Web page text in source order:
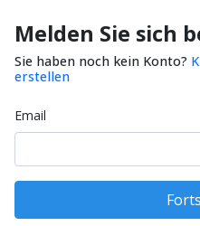
Melden Sie sich
Sie haben noch kein Konto?
erstellen
Email